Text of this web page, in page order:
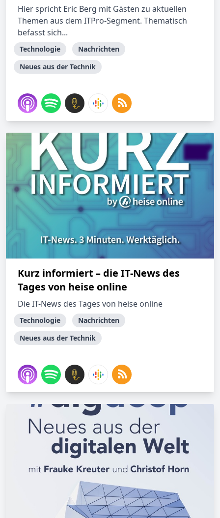
Hier spricht Eric Berg mit Gästen zu aktuellen
Themen aus dem ITPro-Segment. Thematisch
befasst sich...
Technologie
Nachrichten
Neues aus der Technik
Kurz informiert – die IT-News des
Tages von heise online
Die IT-News des Tages von heise online
Technologie
Nachrichten
Neues aus der Technik